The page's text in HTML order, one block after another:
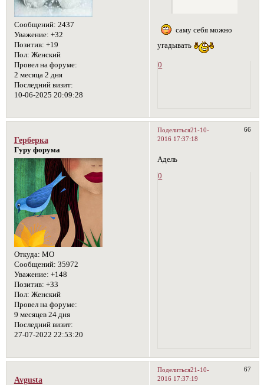
Сообщений: 2437
Уважение: +32
Позитив: +19
Пол: Женский
Провел на форуме:
2 месяца 2 дня
Последний визит:
10-06-2025 20:09:28
саму себя можно
угадывать
0
Поделиться 66
21-10-
2016 17:37:18
Герберка
Гуру форума
Откуда: МО
Сообщений: 35972
Уважение: +148
Позитив: +33
Пол: Женский
Провел на форуме:
9 месяцев 24 дня
Последний визит:
27-07-2022 22:53:20
Адель
0
Поделиться 67
21-10-
2016 17:37:19
Avgusta